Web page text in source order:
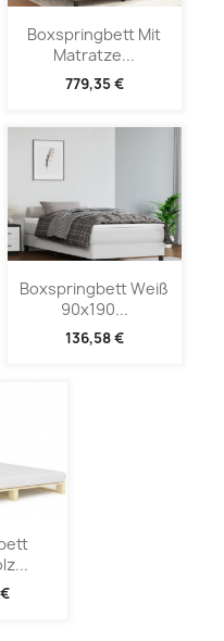
Boxspringbett Mit
Matratze...
779,35 €
Boxspringbett Weiß
90x190...
136,58 €